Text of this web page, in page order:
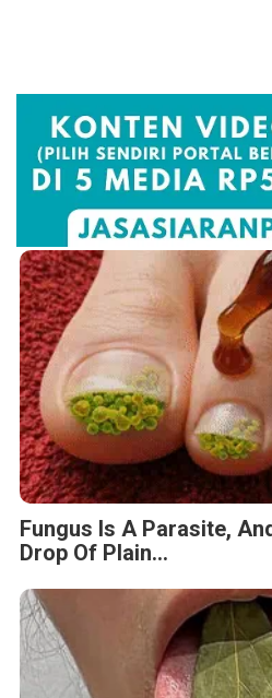
Fungus Is A Parasite,
Drop Of Plain...